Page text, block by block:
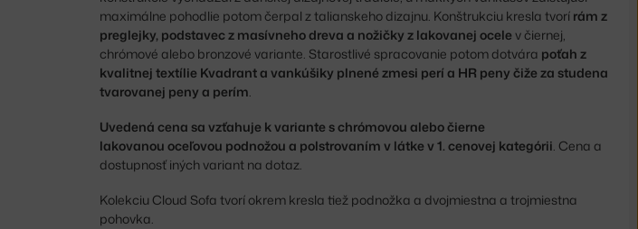
maximálne pohodlie potom čerpal z talianskeho dizajnu. Konštrukciu kresla tvorí rám z
preglejky, podstavec z masívneho dreva a nožičky z lakovanej ocele v čiernej,
chrómové alebo bronzové variante. Starostlivé spracovanie potom dotvára poťah z
kvalitnej textílie Kvadrant a vankúšiky plnené zmesi perí a HR peny čiže za studena
tvarovanej peny a perím
Uvedená cena sa vzťahuje k variante s chrómovou alebo čierne
lakovanou oceľovou podnožou a polstrovaním v látke v 1. cenovej kategórii. Cena a
dostupnosť iných variant na dotaz.
Kolekciu Cloud Sofa tvorí okrem kresla tiež podnožka a dvojmiestna a trojmiestna
pohovka.